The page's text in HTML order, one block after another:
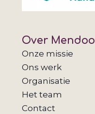
Over Mendoo
Onze missie
Ons werk
Organisatie
Het team
Contact